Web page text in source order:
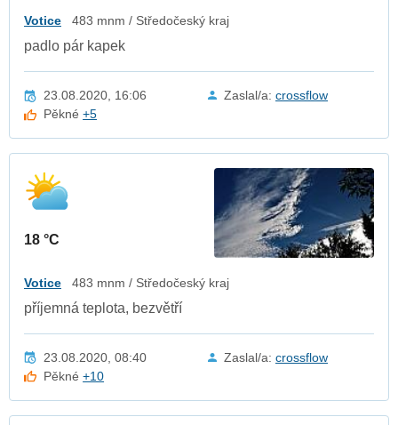
Votice 483 mnm / Středočeský kraj
padlo pár kapek
23.08.2020, 16:06 Zaslal/a: crossflow
Pěkné+5
18 °C
Votice 483 mnm / Středočeský kraj
příjemná teplota, bezvětří
23.08.2020, 08:40 Zaslal/a: crossflow
Pěkné+10